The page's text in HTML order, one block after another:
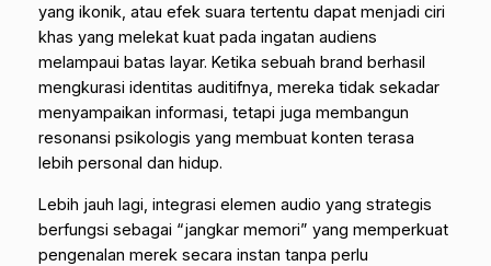
yang ikonik, atau efek suara tertentu dapat menjadi ciri
khas yang melekat kuat pada ingatan audiens
melampaui batas layar. Ketika sebuah brand berhasil
mengkurasi identitas auditifnya, mereka tidak sekadar
menyampaikan informasi, tetapi juga membangun
resonansi psikologis yang membuat konten terasa
lebih personal dan hidup.
Lebih jauh lagi, integrasi elemen audio yang strategis
berfungsi sebagai “jangkar memori” yang memperkuat
pengenalan merek secara instan tanpa perlu